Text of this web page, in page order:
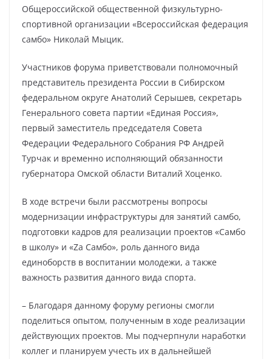
Общероссийской общественной физкультурно-
спортивной организации «Всероссийская федерация
самбо» Николай Мыцик.
Участников форума приветствовали полномочный
представитель президента России в Сибирском
федеральном округе Анатолий Серышев, секретарь
Генерального совета партии «Единая Россия»,
первый заместитель председателя Совета
Федерации Федерального Собрания РФ Андрей
Турчак и временно исполняющий обязанности
губернатора Омской области Виталий Хоценко.
В ходе встречи были рассмотрены вопросы
модернизации инфраструктуры для занятий самбо,
подготовки кадров для реализации проектов «Самбо
в школу» и «Za Самбо», роль данного вида
единоборств в воспитании молодежи, а также
важность развития данного вида спорта.
– Благодаря данному форуму регионы смогли
поделиться опытом, полученным в ходе реализации
действующих проектов. Мы подчерпнули наработки
коллег и планируем учесть их в дальнейшей